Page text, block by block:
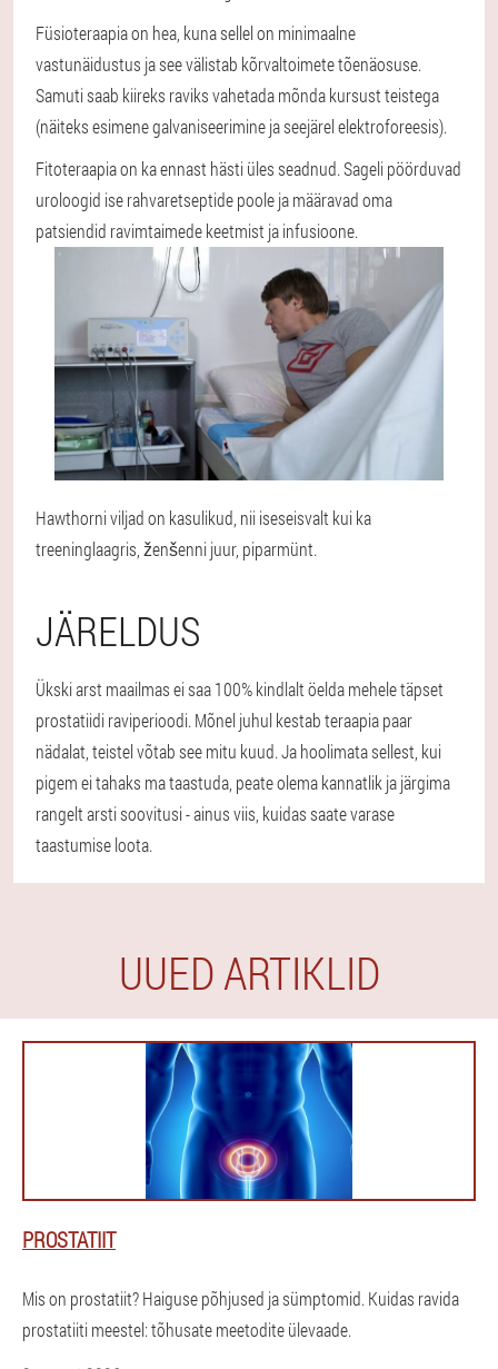
Füsioteraapia on hea, kuna sellel on minimaalne
vastunäidustus ja see välistab kõrvaltoimete tõenäosuse.
Samuti saab kiireks raviks vahetada mõnda kursust teistega
(näiteks esimene galvaniseerimine ja seejärel elektroforeesis).
Fitoteraapia on ka ennast hästi üles seadnud. Sageli pöörduvad
uroloogid ise rahvaretseptide poole ja määravad oma
patsiendid ravimtaimede keetmist ja infusioone.
Hawthorni viljad on kasulikud, nii iseseisvalt kui ka
treeninglaagris, ženšenni juur, piparmünt.
JÄRELDUS
Ükski arst maailmas ei saa 100% kindlalt öelda mehele täpset
prostatiidi raviperioodi. Mõnel juhul kestab teraapia paar
nädalat, teistel võtab see mitu kuud. Ja hoolimata sellest, kui
pigem ei tahaks ma taastuda, peate olema kannatlik ja järgima
rangelt arsti soovitusi - ainus viis, kuidas saate varase
taastumise loota.
UUED ARTIKLID
PROSTATIIT
Mis on prostatiit? Haiguse põhjused ja sümptomid. Kuidas ravida
prostatiiti meestel: tõhusate meetodite ülevaade.